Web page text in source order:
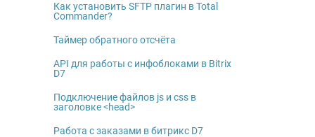
Как установить SFTP плагин в Total
Commander?
Таймер обратного отсчёта
API для работы с инфоблоками в Bitrix
D7
Подключение файлов js и css в
заголовке <head>
Работа с заказами в битрикс D7